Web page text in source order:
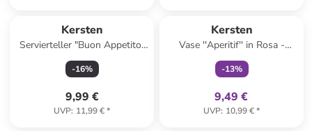
Kersten
Servierteller "Buon Appetito"
in Mint - Ø 25,5 cm
-16%
9,99 €
UVP: 11,99 €*
Kersten
Vase ''Aperitif'' in Rosa -
(H)21,8 cm - Ø 6,5 cm
-13%
9,49 €
UVP: 10,99 €*